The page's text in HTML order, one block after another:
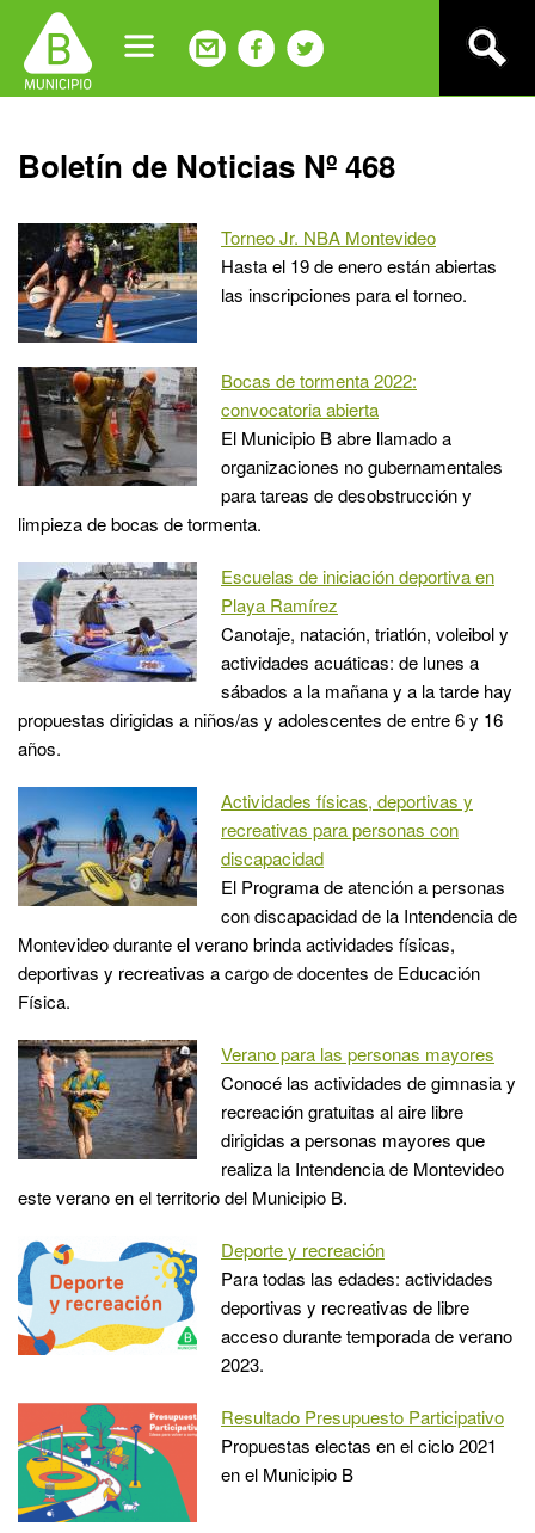
navigation
Back
to
Boletín de Noticias Nº 468
Torneo Jr. NBA Montevideo
Hasta el 19 de enero están abiertas
las inscripciones para el torneo.
Bocas de tormenta 2022:
convocatoria abierta
El Municipio B abre llamado a
organizaciones no gubernamentales
para tareas de desobstrucción y
limpieza de bocas de tormenta.
Escuelas de iniciación deportiva en
Playa Ramírez
Canotaje, natación, triatlón, voleibol y
actividades acuáticas: de lunes a
sábados a la mañana y a la tarde hay
propuestas dirigidas a niños/as y adolescentes de entre 6 y 16
años.
Actividades físicas, deportivas y
recreativas para personas con
discapacidad
El Programa de atención a personas
con discapacidad de la Intendencia de
Montevideo durante el verano brinda actividades físicas,
deportivas y recreativas a cargo de docentes de Educación
Física.
Verano para las personas mayores
Conocé las actividades de gimnasia y
recreación gratuitas al aire libre
dirigidas a personas mayores que
realiza la Intendencia de Montevideo
este verano en el territorio del Municipio B.
Deporte y recreación
Para todas las edades: actividades
deportivas y recreativas de libre
acceso durante temporada de verano
2023.
Resultado Presupuesto Participativo
Propuestas electas en el ciclo 2021
en el Municipio B